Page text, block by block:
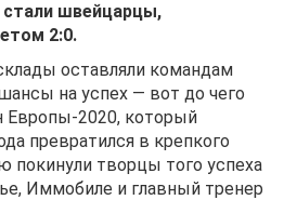
швейцарцы,
2:0.
оставляли командам
на успех — вот до чего
Европы-2020, который
превратился в крепкого
покинули творцы того успеха
Иммобиле и главный тренер